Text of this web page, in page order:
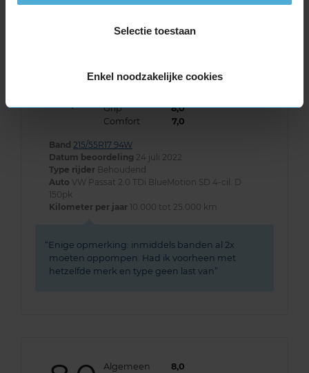
Selectie toestaan
Enkel noodzakelijke cookies
8,0 Algemeen
8,0
Grip
8,0
Comfort
7,0
Band 215/55R17 94W
Datum beoordeling 24 juli 2022
Type rijder Behoudend
Auto VW Passat 2.0 TDi BlueMotion SD 4-cil. D
150pk
Kilometer per jaar 10.000 tot 25.000 km
Enige opmerking: inmiddels banden al 2x
moeten oppompen. Had ik voorheen met
hetzelfde merk en type geen last van
Algemeen
8,0